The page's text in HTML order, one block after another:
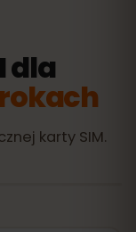
dla
karty SIM.